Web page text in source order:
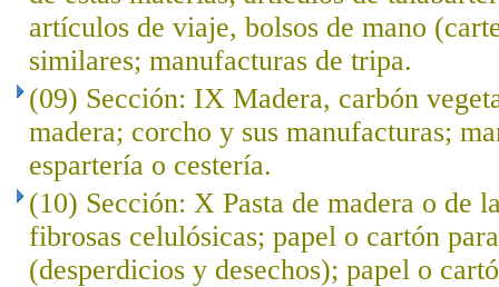
artículos de viaje, bolsos de mano
similares; manufacturas de tripa.
(09) Sección: IX Madera, carbón
madera; corcho y sus manufacturas;
espartería o cestería.
(10) Sección: X Pasta de madera o de
fibrosas celulósicas; papel o cartón
(desperdicios y desechos); papel o